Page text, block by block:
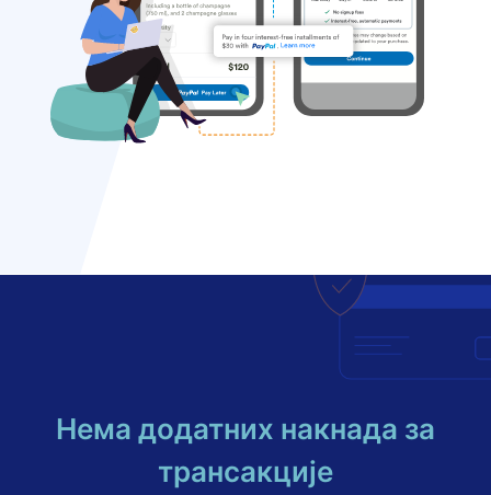
Нема додатних накнада за
трансакције